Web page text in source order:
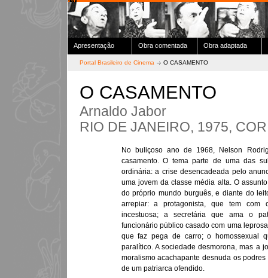
Apresentação Obra comentada Obra adaptada
Portal Brasileiro de Cinema O CASAMENTO
O CASAMENTO
Arnaldo Jabor
RIO DE JANEIRO, 1975,
No buliçoso ano de 1968, Nelson
casamento. O tema parte de uma das
ordinária: a crise desencadeada pelo
uma jovem da classe média alta. O
do próprio mundo burguês, e diante do
arrepiar: a protagonista, que tem com
incestuosa; a secretária que ama o
funcionário público casado com uma
que faz pega de carro; o homossexual
paralítico. A sociedade desmorona, mas a
moralismo acachapante desnuda os
de um patriarca ofendido.